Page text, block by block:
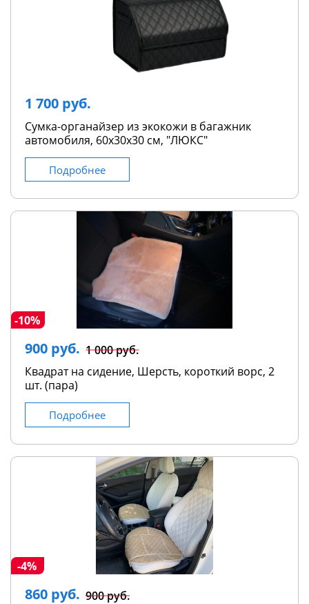
1 700 руб.
Сумка-органайзер из экокожи в багажник
автомобиля, 60х30х30 см, "ЛЮКС"
Подробнее
-10%
900 руб. 1 000 руб.
Квадрат на сидение, Шерсть, короткий ворс, 2
шт. (пара)
Подробнее
-4%
860 руб. 900 руб.